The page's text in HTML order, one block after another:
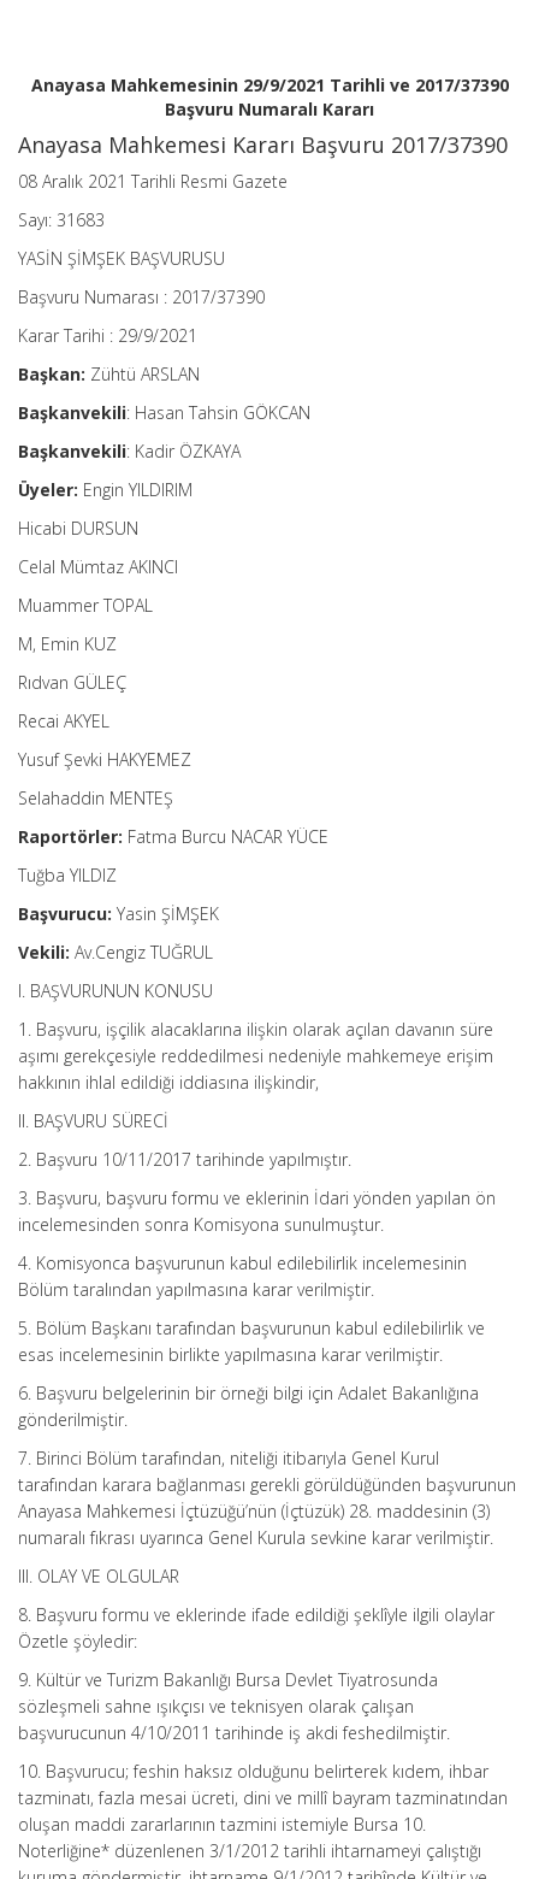
Anayasa Mahkemesinin 29/9/2021 Tarihli ve 2017/37390
Başvuru Numaralı Kararı
Anayasa Mahkemesi Kararı Başvuru 2017/37390
08 Aralık 2021 Tarihli Resmi Gazete
Sayı: 31683
YASİN ŞİMŞEK BAŞVURUSU
Başvuru Numarası : 2017/37390
Karar Tarihi : 29/9/2021
Başkan: Zühtü ARSLAN
Başkanvekili: Hasan Tahsin GÖKCAN
Başkanvekili: Kadir ÖZKAYA
Üyeler: Engin YILDIRIM
Hicabi DURSUN
Celal Mümtaz AKINCI
Muammer TOPAL
M, Emin KUZ
Rıdvan GÜLEÇ
Recai AKYEL
Yusuf Şevki HAKYEMEZ
Selahaddin MENTEŞ
Raportörler: Fatma Burcu NACAR YÜCE
Tuğba YILDIZ
Başvurucu: Yasin ŞİMŞEK
Vekili: Av.Cengiz TUĞRUL
I. BAŞVURUNUN KONUSU
1. Başvuru, işçilik alacaklarına ilişkin olarak açılan davanın süre
aşımı gerekçesiyle reddedilmesi nedeniyle mahkemeye erişim
hakkının ihlal edildiği iddiasına ilişkindir,
II. BAŞVURU SÜRECİ
2. Başvuru 10/11/2017 tarihinde yapılmıştır.
3. Başvuru, başvuru formu ve eklerinin İdari yönden yapılan ön
incelemesinden sonra Komisyona sunulmuştur.
4. Komisyonca başvurunun kabul edilebilirlik incelemesinin
Bölüm taralından yapılmasına karar verilmiştir.
5. Bölüm Başkanı tarafından başvurunun kabul edilebilirlik ve
esas incelemesinin birlikte yapılmasına karar verilmiştir.
6. Başvuru belgelerinin bir örneği bilgi için Adalet Bakanlığına
gönderilmiştir.
7. Birinci Bölüm tarafından, niteliği itibarıyla Genel Kurul
tarafından karara bağlanması gerekli görüldüğünden başvurunun
Anayasa Mahkemesi İçtüzüğü’nün (İçtüzük) 28. maddesinin (3)
numaralı fıkrası uyarınca Genel Kurula sevkine karar verilmiştir.
III. OLAY VE OLGULAR
8. Başvuru formu ve eklerinde ifade edildiği şeklîyle ilgili olaylar
Özetle şöyledir:
9. Kültür ve Turizm Bakanlığı Bursa Devlet Tiyatrosunda
sözleşmeli sahne ışıkçısı ve teknisyen olarak çalışan
başvurucunun 4/10/2011 tarihinde iş akdi feshedilmiştir.
10. Başvurucu; feshin haksız olduğunu belirterek kıdem, ihbar
tazminatı, fazla mesai ücreti, dini ve millî bayram tazminatından
oluşan maddi zararlarının tazmini istemiyle Bursa 10.
Noterliğine* düzenlenen 3/1/2012 tarihli ihtarnameyi çalıştığı